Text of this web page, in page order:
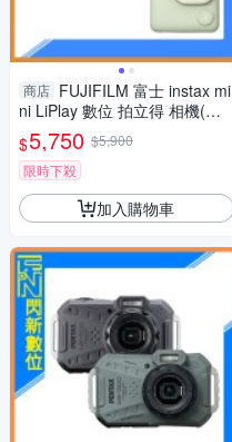
商店 FUJIFILM 富士 instax mi
ni LiPlay 數位 拍立得 相機(抹
茶綠/古銅/霧白)公司貨
$5,750 $5,900
限時下殺
加入購物車